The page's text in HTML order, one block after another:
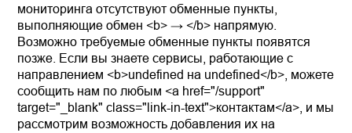
мониторинга отсутствуют обменные пункты,
выполняющие обмен <b> → </b> напрямую.
Возможно требуемые обменные пункты появятся
позже. Если вы знаете сервисы, работающие с
направлением <b>undefined на undefined</b>, можете
сообщить нам по любым <a href="/support"
target="_blank" class="link-in-text">контактам</a>, и мы
рассмотрим возможность добавления их на